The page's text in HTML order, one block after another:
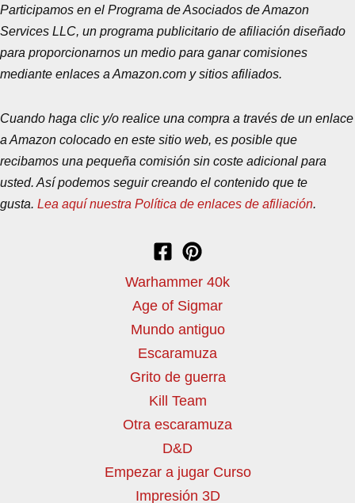
Participamos en el Programa de Asociados de Amazon
Services LLC, un programa publicitario de afiliación diseñado
para proporcionarnos un medio para ganar comisiones
mediante enlaces a Amazon.com y sitios afiliados.
Cuando haga clic y/o realice una compra a través de un enlace
a Amazon colocado en este sitio web, es posible que
recibamos una pequeña comisión sin coste adicional para
usted. Así podemos seguir creando el contenido que te
gusta. Lea aquí nuestra Política de enlaces de afiliación.
Warhammer 40k
Age of Sigmar
Mundo antiguo
Escaramuza
Grito de guerra
Kill Team
Otra escaramuza
D&D
Empezar a jugar Curso
Impresión 3D